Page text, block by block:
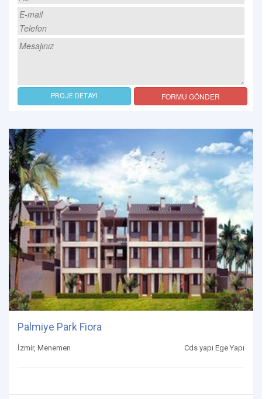
PROJE DETAYI FORMU GÖNDER
Palmiye Park Fiora
İzmir, Menemen Cds yapı Ege Yapı